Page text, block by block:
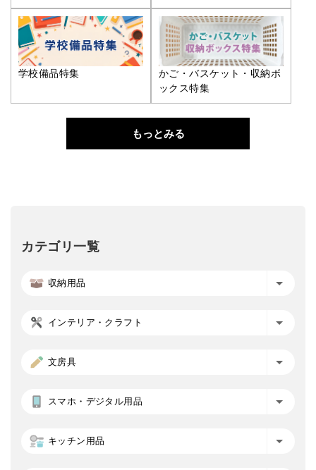
学校備品特集
かご・バスケット・収納ボ
ックス特集
もっとみる
カテゴリ一覧
収納用品
インテリア・クラフト
文房具
スマホ・デジタル用品
キッチン用品